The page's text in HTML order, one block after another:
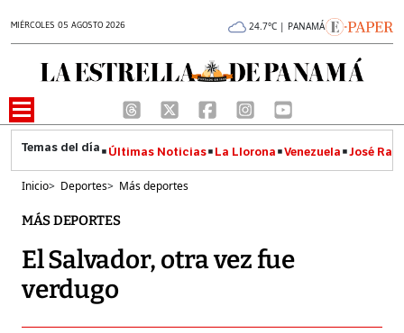
MIÉRCOLES 05 AGOSTO 2026 24.7°C | PANAMÁ
Últimas Noticias La Llorona Venezuela José
Inicio> Deportes> Más deportes
MÁS DEPORTES
El Salvador, otra vez fue
verdugo